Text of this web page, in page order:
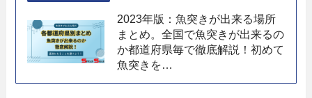
2023年版：魚突きが出来る場所
まとめ。全国で魚突きが出来るの
か都道府県毎で徹底解説！初めて
魚突きを…